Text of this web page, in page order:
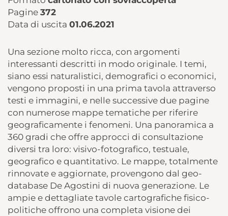
Pagine 372
Data di uscita 01.06.2021
Una sezione molto ricca, con argomenti
interessanti descritti in modo originale. I temi,
siano essi naturalistici, demografici o economici,
vengono proposti in una prima tavola attraverso
testi e immagini, e nelle successive due pagine
con numerose mappe tematiche per riferire
geograficamente i fenomeni. Una panoramica a
360 gradi che offre approcci di consultazione
diversi tra loro: visivo-fotografico, testuale,
geografico e quantitativo. Le mappe, totalmente
rinnovate e aggiornate, provengono dal geo-
database De Agostini di nuova generazione. Le
ampie e dettagliate tavole cartografiche fisico-
politiche offrono una completa visione dei